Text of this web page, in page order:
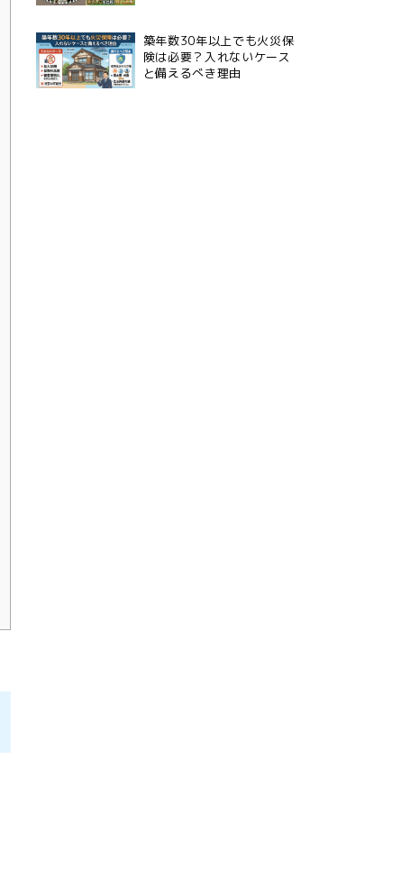
築年数30年以上でも火災保
険は必要？入れないケース
と備えるべき理由